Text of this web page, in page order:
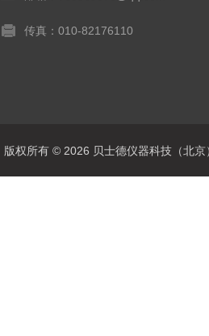
传真：010-82176110
版权所有 © 2026 贝士德仪器科技（北